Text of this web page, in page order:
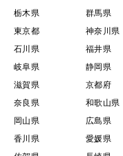
栃木県
群馬県
東京都
神奈川県
石川県
福井県
岐阜県
静岡県
滋賀県
京都府
奈良県
和歌山県
岡山県
広島県
香川県
愛媛県